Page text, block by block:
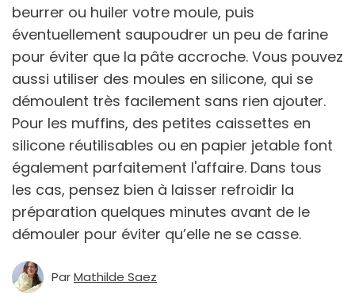
beurrer ou huiler votre moule, puis
éventuellement saupoudrer un peu de farine
pour éviter que la pâte accroche. Vous pouvez
aussi utiliser des moules en silicone, qui se
démoulent très facilement sans rien ajouter.
Pour les muffins, des petites caissettes en
silicone réutilisables ou en papier jetable font
également parfaitement l'affaire. Dans tous
les cas, pensez bien à laisser refroidir la
préparation quelques minutes avant de le
démouler pour éviter qu’elle ne se casse.
ParMathilde Saez